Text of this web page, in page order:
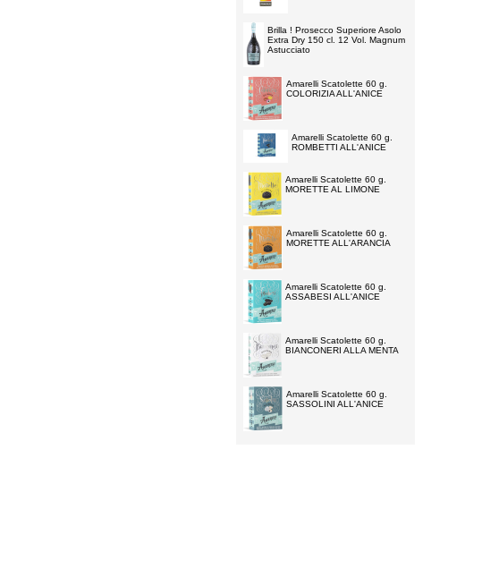
Brilla ! Prosecco Superiore Asolo
Extra Dry 150 cl. 12 Vol. Magnum
Astucciato
Amarelli Scatolette 60 g.
COLORIZIA ALL'ANICE
Amarelli Scatolette 60 g.
ROMBETTI ALL'ANICE
Amarelli Scatolette 60 g.
MORETTE AL LIMONE
Amarelli Scatolette 60 g.
MORETTE ALL'ARANCIA
Amarelli Scatolette 60 g.
ASSABESI ALL'ANICE
Amarelli Scatolette 60 g.
BIANCONERI ALLA MENTA
Amarelli Scatolette 60 g.
SASSOLINI ALL'ANICE